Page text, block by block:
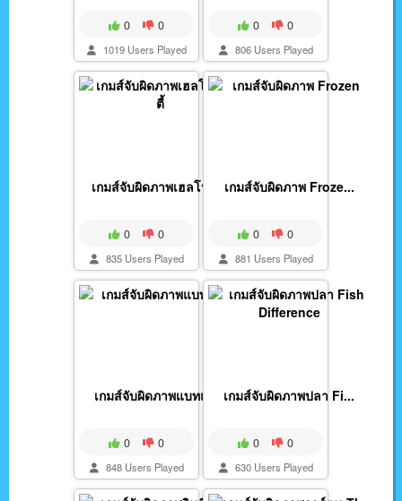
0 0
1019 Users Played
0 0
806 Users Played
เกมส์จับผิดภาพเฮลโหล...
0 0
835 Users Played
เกมส์จับผิดภาพ Froze...
0 0
881 Users Played
เกมส์จับผิดภาพแบทแมน
0 0
848 Users Played
เกมส์จับผิดภาพปลา Fi...
0 0
630 Users Played